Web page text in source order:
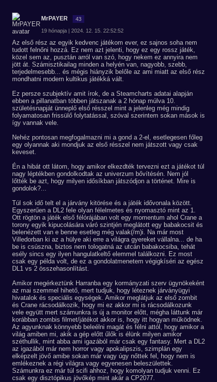
MrPAYER 43
19 hónapja | 2024. 12. 15. 22:52:52
Az első rész az egyik kedvenc játékom ever, ez sajnos soha nem
tudott felnőni hozzá. Ez nem azt jelenti, hogy ez egy rossz játék,
közel sem az, pusztán arról van szó, hogy nekem ez annyira nem
jött át. Számisztikailag minden a helyén van, nagyobb, szebb,
terjedelmesebb... és mégis hiányzik belőle az ami miatt az első rész
mondhatni modern kultikus játékká vált.
Ez persze szubjektív amit írok, de a Steamcharts adatai alapján
ebben a pillanatban többen játszanak a 2 hónap múlva 10.
születésnapját ünneplő első résszel mint a jelenleg még mindig
folyamatosan frissülő folytatással, szóval szerintem sokan mások is
így vannak vele.
Nehéz pontosan megfogalmazni mi a gond a 2-el, esetlegesen főleg
egy olyannak aki mondjuk az első résszel nem játszott vagy csak
keveset.
Én a hibát ott látom, hogy amikor elkezdték tervezni ezt a játékot túl
nagy léptékben gondolkodtak az univerzum bővítésén. Nem jól
lőtték be azt, hogy milyen idősíkban játszódjon a történet. Mire is
gondolok?...
Túl sok idő telt el a járvány kitörése és a játék idővonala között.
Egyszerűen a DL2 fele olyan félelmetes és nyomasztó mint az 1.
Ott rögtön a játék első félórájában volt egy momentum ahol Crane a
torony egyik kipucolására váró szintjén meglátott egy babakocsit és
belenézett van e benne esetleg még valak(/m)i. Na már most
Villedorban ki az a hülye aki erre a világra gyereket vállalna... de ha
be is csúszna, biztos nem tologatná az utcán babakocsiba, tehát
esély sincs egy ilyen hangulatkeltő elemmel találkozni. Ez most
csak egy példa volt, de ez a gondolatmenetem végigkíséri az egész
DL1 vs 2 összehasonlítást.
Amikor megérkeztünk Harranba egy kormányzati szerv ügynökeként
az mai szemmel hihető, mert tudjuk, hogy léteznek járványügyi
hivatalok és speciális egységek. Amikor meglátjuk az első zombit
és Crane rácsodálkozik, hogy mi ez akkor mi is rácsodálkozunk
vele együtt mert számunkra is új a monitor előtt, mégha láttunk már
korábban zombis filmet/játékot akkor is, hogy itt hogyan működnek.
Az agyunknak könnyebb beleélni magát és félni attól, hogy amikor a
világ amiben mi, akik a gép előtt űlők is élünk milyen amikor
széthullik, mint abba ami igazából már csak egy fantasy. Mert a DL2
az igazából már nem horror vagy apokalipszis, szimplán egy
elképzelt jövő amibe sokan már vagy úgy nőttek fel, hogy nem is
emlékeznek a régi világra vagy egyenesen beleszülettek.
Számunkra ez már túl scifi ahhoz, hogy komolyan tudjuk venni. Ez
csak egy disztópikus jövőkép mint akár a CP2077.